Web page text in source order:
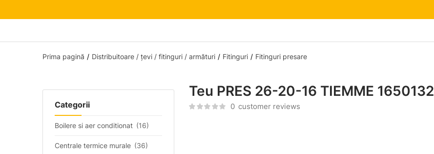
Prima pagină Distribuitoare / țevi / fitinguri / armături Fitinguri Fitinguri presare
Categorii
Boilere si aer conditionat (16)
Centrale termice murale (36)
Teu PRES 26-20-16 TIEMME 1650132
0 customer reviews